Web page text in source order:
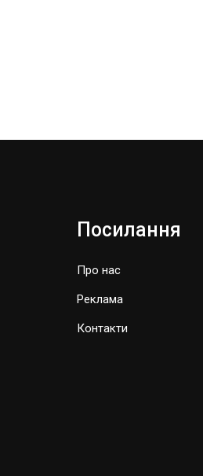
Посилання
Про нас
Реклама
Контакти